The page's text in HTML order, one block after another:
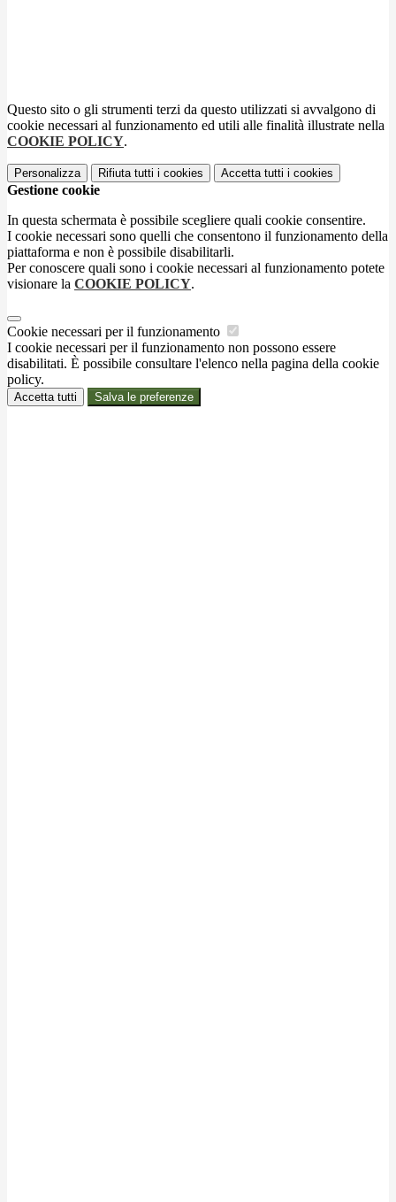
Questo sito o gli strumenti terzi da questo utilizzati si avvalgono di
cookie necessari al funzionamento ed utili alle finalità illustrate nella
COOKIE POLICY.
Personalizza Rifiuta tutti i cookies Accetta tutti i cookies
Gestione cookie
In questa schermata è possibile scegliere quali cookie consentire.
I cookie necessari sono quelli che consentono il funzionamento della
piattaforma e non è possibile disabilitarli.
Per conoscere quali sono i cookie necessari al funzionamento potete
visionare la COOKIE POLICY.
Cookie necessari per il funzionamento
I cookie necessari per il funzionamento non possono essere
disabilitati. È possibile consultare l'elenco nella pagina della cookie
policy.
Accetta tutti Salva le preferenze